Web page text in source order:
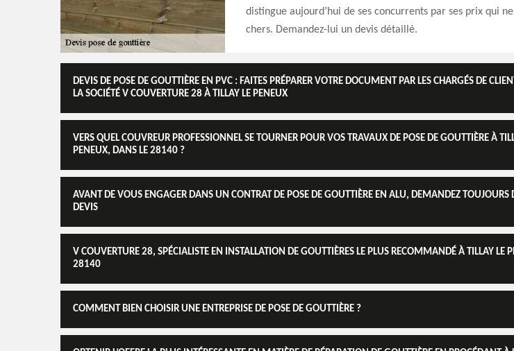
distingue aujourd’hui de ses concurrents par ses prix qui
chers. Demandez-lui un devis détaillé.
DEVIS DE POSE DE GOUTTIÈRE EN PVC : FAITES PRÉPARER VOTRE DOCUMENT PAR LES CHARGÉS DE
LA SOCIÉTÉ V COUVERTURE 28 À TILLAY LE PENEUX
VERS QUEL COUVREUR PROFESSIONNEL SE TOURNER POUR VOS TRAVAUX DE POSE DE GOUTTIÈRE À
PENEUX, DANS LE 28140 ?
AVANT DE VOUS ENGAGER DANS UN CONTRAT DE POSE DE GOUTTIÈRE EN ALU, DEMANDEZ TOUJOURS
DEVIS
V COUVERTURE 28, SPÉCIALISTE EN INSTALLATION DE GOUTTIÈRES LE PLUS RECOMMANDÉ À TILLAY LE
28140
COMMENT BIEN CHOISIR UNE ENTREPRISE DE POSE DE GOUTTIÈRE ?